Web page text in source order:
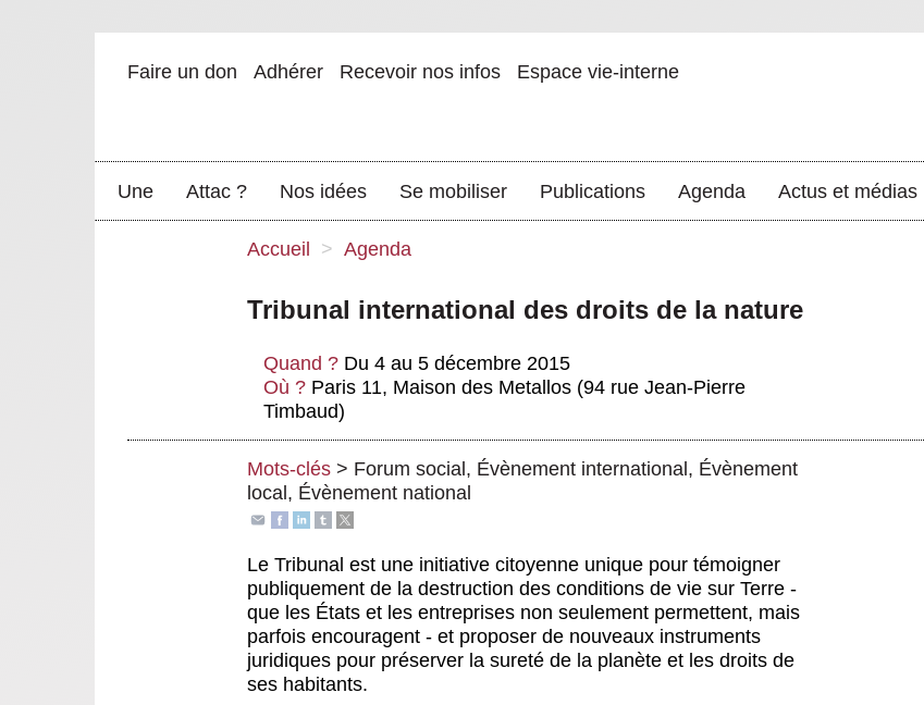
Faire un don Adhérer Recevoir nos infos Espace vie-interne
Une Attac ? Nos idées Se mobiliser Publications Agenda Actus et médias
Accueil > Agenda
Tribunal international des droits de la nature
Quand ? Du 4 au 5 décembre 2015
Où ? Paris 11, Maison des Metallos (94 rue Jean-Pierre
Timbaud)
Mots-clés > Forum social, Évènement international, Évènement
local, Évènement national
Le Tribunal est une initiative citoyenne unique pour témoigner
publiquement de la destruction des conditions de vie sur Terre -
que les États et les entreprises non seulement permettent, mais
parfois encouragent - et proposer de nouveaux instruments
juridiques pour préserver la sureté de la planète et les droits de
ses habitants.